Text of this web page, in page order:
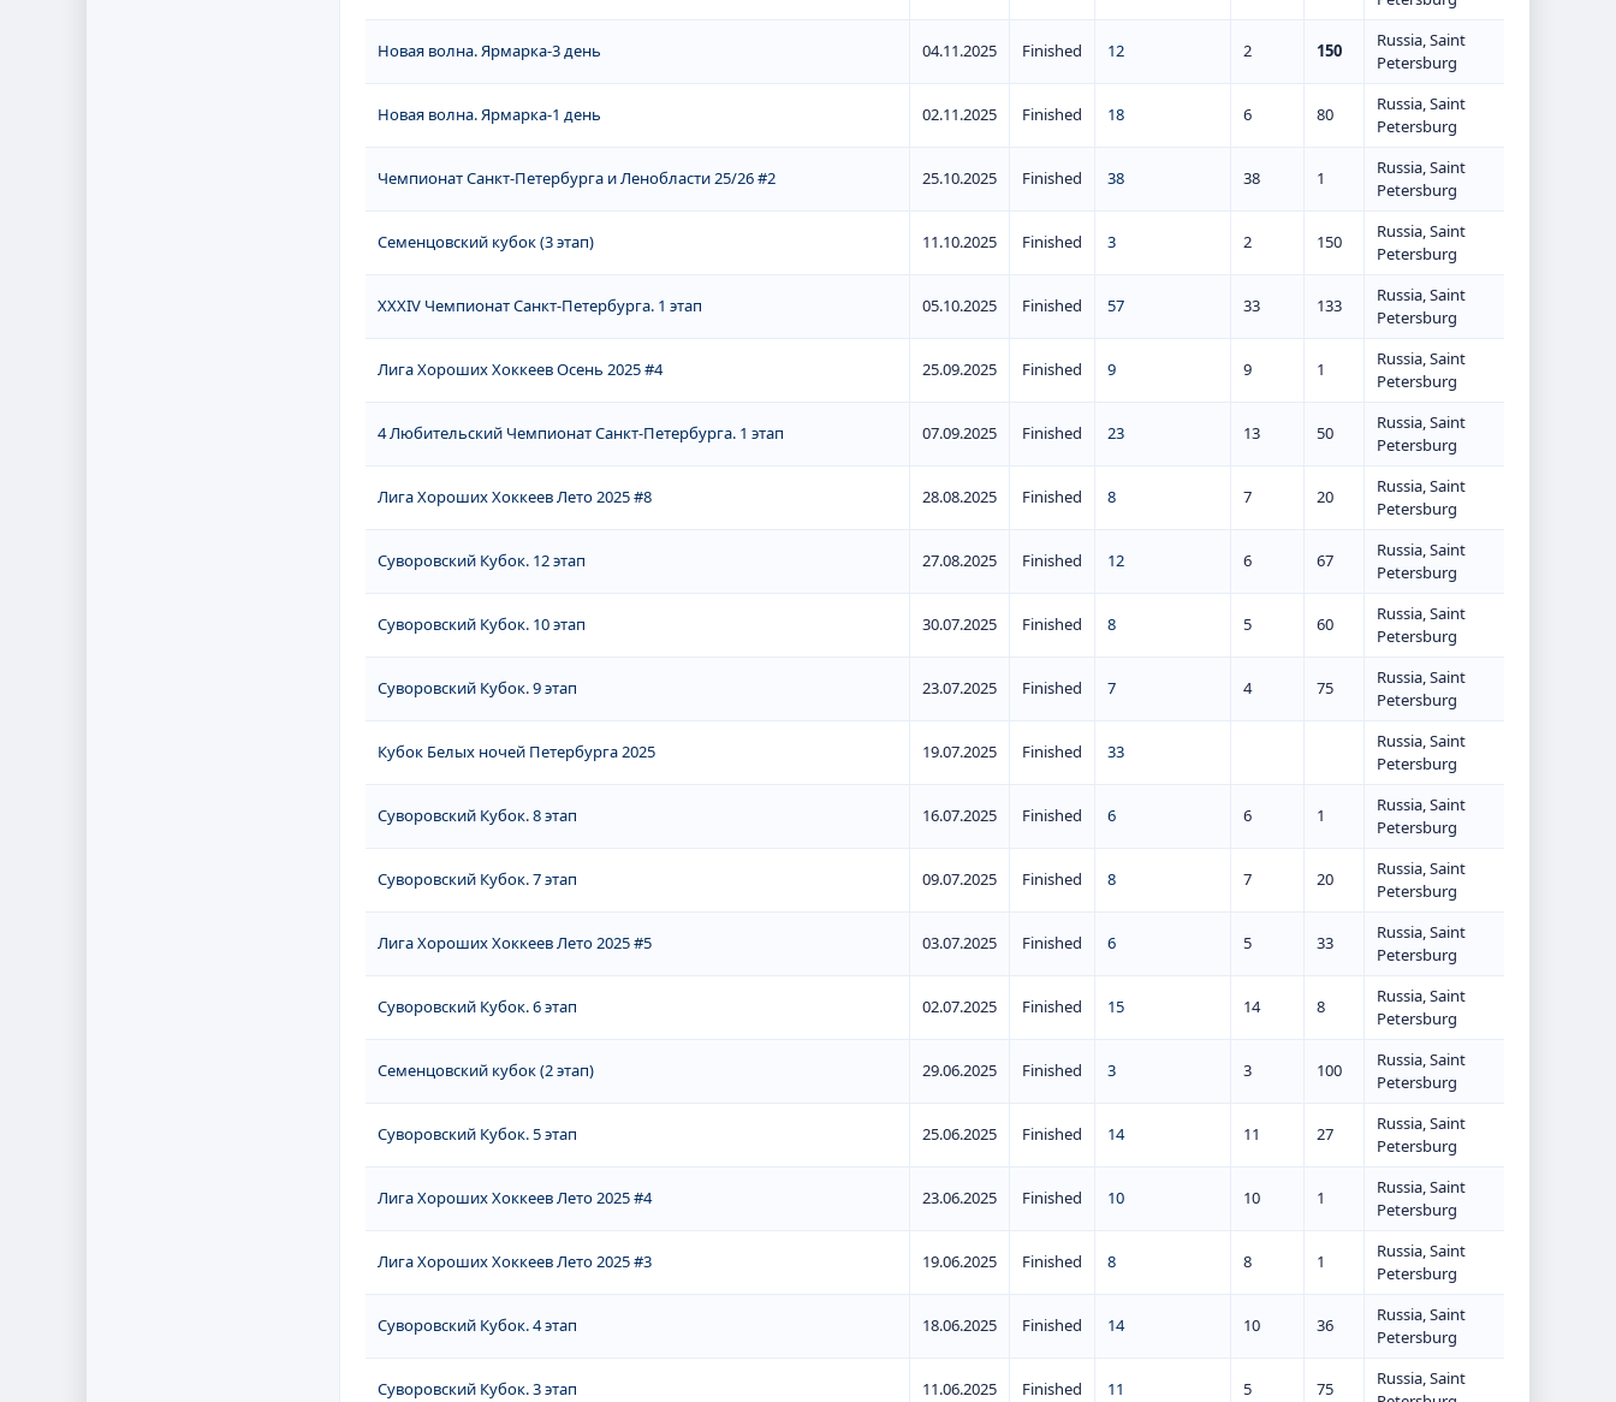
Новая волна. Ярмарка-3 день 04.11.2025 Finished 12 2 150
Russia, Saint
Petersburg
Новая волна. Ярмарка-1 день 02.11.2025 Finished 18 6 80
Russia, Saint
Petersburg
Чемпионат Санкт-Петербурга и Ленобласти 25/26 #2 25.10.2025 Finished 38 38 1
Russia, Saint
Petersburg
Семенцовский кубок (3 этап) 11.10.2025 Finished 3 2 150
Russia, Saint
Petersburg
XXXIV Чемпионат Санкт-Петербурга. 1 этап 05.10.2025 Finished 57 33 133
Russia, Saint
Petersburg
Лига Хороших Хоккеев Осень 2025 #4 25.09.2025 Finished 9 9 1
Russia, Saint
Petersburg
4 Любительский Чемпионат Санкт-Петербурга. 1 этап 07.09.2025 Finished 23 13 50
Russia, Saint
Petersburg
Лига Хороших Хоккеев Лето 2025 #8 28.08.2025 Finished 8 7 20
Russia, Saint
Petersburg
Суворовский Кубок. 12 этап 27.08.2025 Finished 12 6 67
Russia, Saint
Petersburg
Суворовский Кубок. 10 этап 30.07.2025 Finished 8 5 60
Russia, Saint
Petersburg
Суворовский Кубок. 9 этап 23.07.2025 Finished 7 4 75
Russia, Saint
Petersburg
Кубок Белых ночей Петербурга 2025 19.07.2025 Finished 33
Russia, Saint
Petersburg
Суворовский Кубок. 8 этап 16.07.2025 Finished 6 6 1
Russia, Saint
Petersburg
Суворовский Кубок. 7 этап 09.07.2025 Finished 8 7 20
Russia, Saint
Petersburg
Лига Хороших Хоккеев Лето 2025 #5 03.07.2025 Finished 6 5 33
Russia, Saint
Petersburg
Суворовский Кубок. 6 этап 02.07.2025 Finished 15 14 8
Russia, Saint
Petersburg
Семенцовский кубок (2 этап) 29.06.2025 Finished 3 3 100
Russia, Saint
Petersburg
Суворовский Кубок. 5 этап 25.06.2025 Finished 14 11 27
Russia, Saint
Petersburg
Лига Хороших Хоккеев Лето 2025 #4 23.06.2025 Finished 10 10 1
Russia, Saint
Petersburg
Лига Хороших Хоккеев Лето 2025 #3 19.06.2025 Finished 8 8 1
Russia, Saint
Petersburg
Суворовский Кубок. 4 этап 18.06.2025 Finished 14 10 36
Russia, Saint
Petersburg
Суворовский Кубок. 3 этап 11.06.2025 Finished 11 5 75
Russia, Saint